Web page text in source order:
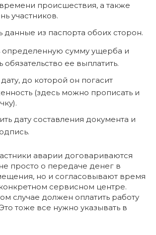
происшествия, а также
участников.
данные из паспорта обоих сторон.
определенную сумму ущерба и
обязательство ее выплатить.
до которой он погасит
(здесь можно прописать и
дату составления документа и
аварии договариваются
просто о передаче денег в
но и согласовывают время
сервисном центре.
случае должен оплатить работу
тоже все нужно указывать в